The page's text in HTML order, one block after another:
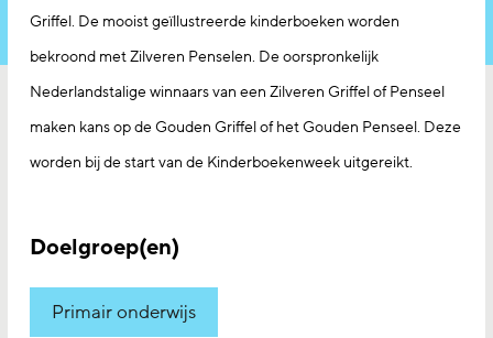
Griffel. De mooist geïllustreerde kinderboeken worden
bekroond met Zilveren Penselen. De oorspronkelijk
Nederlandstalige winnaars van een Zilveren Griffel of Penseel
maken kans op de Gouden Griffel of het Gouden Penseel. Deze
worden bij de start van de Kinderboekenweek uitgereikt.
Doelgroep(en)
Primair onderwijs